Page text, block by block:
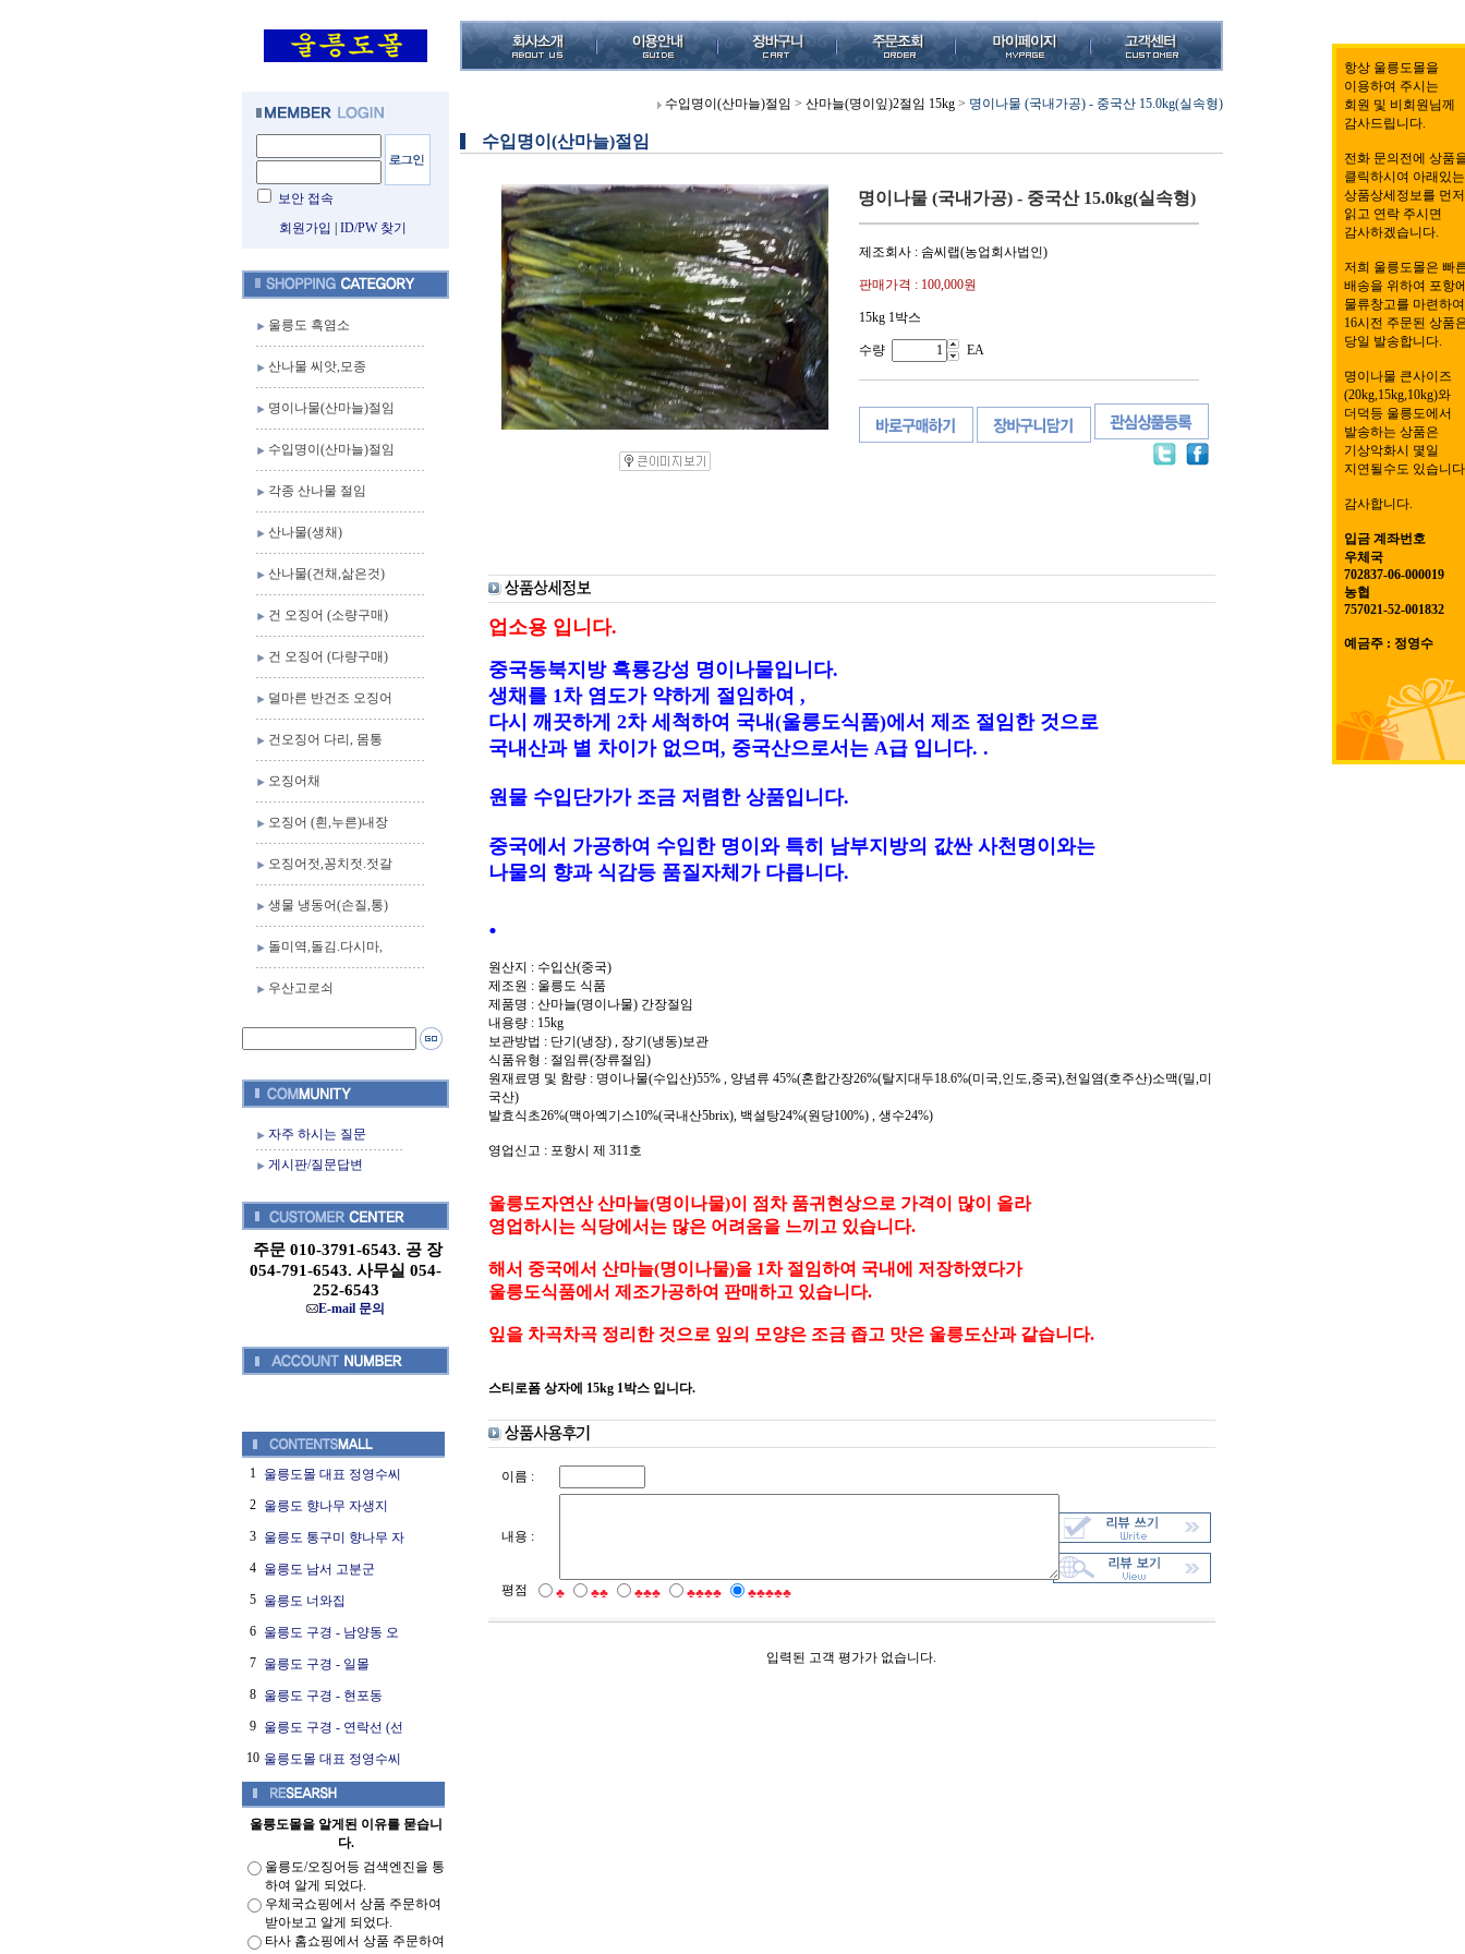
보안 접속
회원가입
ID/PW 찾기
울릉도 흑염소
산나물 씨앗,모종
명이나물(산마늘)절임
수입명이(산마늘)절임
각종 산나물 절임
산나물(생채)
산나물(건채,삶은것)
건 오징어 (소량구매)
건 오징어 (다량구매)
덜마른 반건조 오징어
건오징어 다리, 몸통
오징어채
오징어 (흰,누른)내장
오징어젓,꽁치젓.젓갈
생물 냉동어(손질,통)
돌미역,돌김.다시마,
우산고로쇠
자주 하시는 질문
게시판/질문답변
주문 010-3791-6543. 공 장
054-791-6543. 사무실 054-
252-6543
E-mail 문의
1 울릉도몰 대표 정영수씨
2 울릉도 향나무 자생지
3 울릉도 통구미 향나무 자
4 울릉도 남서 고분군
5 울릉도 너와집
6 울릉도 구경 - 남양동 오
7 울릉도 구경 - 일몰
8 울릉도 구경 - 현포동
9 울릉도 구경 - 연락선 (선
10 울릉도몰 대표 정영수씨
울릉도몰을 알게된 이유를 묻습니
다.
울릉도/오징어등 검색엔진을 통
하여 알게 되었다.
우체국쇼핑에서 상품 주문하여
받아보고 알게 되었다.
타사 홈쇼핑에서 상품 주문하여
수입명이(산마늘)절임 > 산마늘(명이잎)2절임 15kg > 명이나물 (국내가공) - 중국산 15.0kg(실속형)
수입명이(산마늘)절임
명이나물 (국내가공) - 중국산 15.0kg(실속형)
제조회사 : 솜씨랩(농업회사법인)
판매가격 : 100,000원
15kg 1박스
수량 EA
업소용 입니다.
중국동북지방 흑룡강성 명이나물입니다.
생채를 1차 염도가 약하게 절임하여 ,
다시 깨끗하게 2차 세척하여 국내(울릉도식품)에서 제조 절임한 것으로
국내산과 별 차이가 없으며, 중국산으로서는 A급 입니다. .
원물 수입단가가 조금 저렴한 상품입니다.
중국에서 가공하여 수입한 명이와 특히 남부지방의 값싼 사천명이와는
나물의 향과 식감등 품질자체가 다릅니다.
.
원산지 : 수입산(중국)
제조원 : 울릉도 식품
제품명 : 산마늘(명이나물) 간장절임
내용량 : 15kg
보관방법 : 단기(냉장) , 장기(냉동)보관
식품유형 : 절임류(장류절임)
원재료명 및 함량 : 명이나물(수입산)55% , 양념류 45%(혼합간장26%(탈지대두18.6%(미국,인도,중국),천일염(호주산)소맥(밀,미
국산)
발효식초26%(맥아엑기스10%(국내산5brix), 백설탕24%(원당100%) , 생수24%)
영업신고 : 포항시 제 311호
울릉도자연산 산마늘(명이나물)이 점차 품귀현상으로 가격이 많이 올라
영업하시는 식당에서는 많은 어려움을 느끼고 있습니다.
해서 중국에서 산마늘(명이나물)을 1차 절임하여 국내에 저장하였다가
울릉도식품에서 제조가공하여 판매하고 있습니다.
잎을 차곡차곡 정리한 것으로 잎의 모양은 조금 좁고 맛은 울릉도산과 같습니다.
스티로폼 상자에 15kg 1박스 입니다.
이름 :
내용 :
평점 ♣ ♣♣ ♣♣♣ ♣♣♣♣ ♣♣♣♣♣
입력된 고객 평가가 없습니다.
항상 울릉도몰을
이용하여 주시는
회원 및 비회원님께
감사드립니다.
전화 문의전에 상품
클릭하시여 아래있는
상품상세정보를 먼저
읽고 연락 주시면
감사하겠습니다.
저희 울릉도몰은 빠
배송을 위하여 포항
물류창고를 마련하여
16시전 주문된 상품
당일 발송합니다.
명이나물 큰사이즈
(20kg,15kg,10kg)와
더덕등 울릉도에서
발송하는 상품은
기상악화시 몇일
지연될수도 있습니
감사합니다.
입금 계좌번호
우체국
702837-06-000019
농협
757021-52-001832
예금주 : 정영수